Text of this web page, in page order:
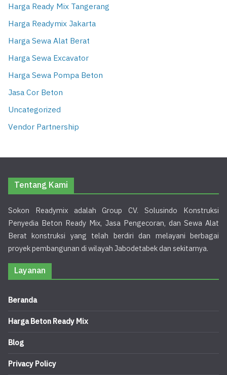
Harga Ready Mix Tangerang
Harga Readymix Jakarta
Harga Sewa Alat Berat
Harga Sewa Excavator
Harga Sewa Pompa Beton
Jasa Cor Beton
Uncategorized
Vendor Partnership
Tentang Kami
Sokon Readymix adalah Group CV. Solusindo Konstruksi
Penyedia Beton Ready Mix, Jasa Pengecoran, dan Sewa Alat
Berat konstruksi yang telah berdiri dan melayani berbagai
proyek pembangunan di wilayah Jabodetabek dan sekitarnya.
Layanan
Beranda
Harga Beton Ready Mix
Blog
Privacy Policy